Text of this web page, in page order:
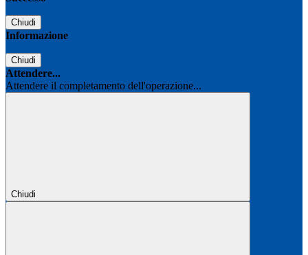
Chiudi
Informazione
Chiudi
Attendere...
Attendere il completamento dell'operazione...
Chiudi